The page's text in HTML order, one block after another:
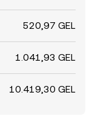
520,97 GEL
1.041,93 GEL
10.419,30 GEL